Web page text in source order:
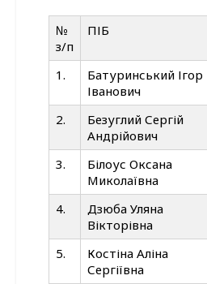
№
з/п
ПІБ
1.
Батуринський Ігор
Іванович
2.
Безуглий Сергій
Андрійович
3.
Білоус Оксана
Миколаївна
4.
Дзюба Уляна
Вікторівна
5.
Костіна Аліна
Сергіївна